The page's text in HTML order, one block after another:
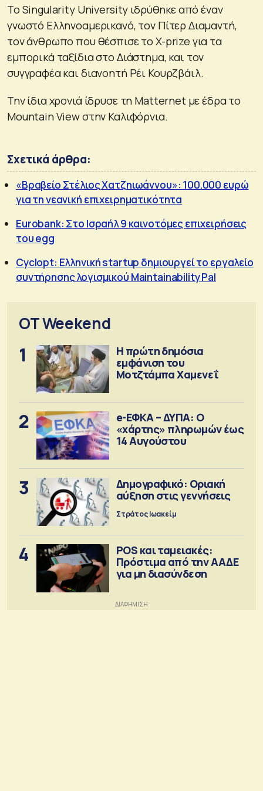
Το Singularity University ιδρύθηκε από έναν
γνωστό Ελληνοαμερικανό, τον Πίτερ Διαμαντή,
τον άνθρωπο που θέσπισε το X-prize για τα
εμπορικά ταξίδια στο Διάστημα, και τον
συγγραφέα και διανοητή Ρέι Κουρζβάιλ.
Την ίδια χρονιά ίδρυσε τη Matternet με έδρα το
Mountain View στην Καλιφόρνια.
Σχετικά άρθρα:
«Βραβείο Στέλιος Χατζηιωάννου»: 100.000 ευρώ
για τη νεανική επιχειρηματικότητα
Eurobank: Στο Ισραήλ 9 καινοτόμες επιχειρήσεις
του egg
Cyclopt: Ελληνική startup δημιουργεί το εργαλείο
συντήρησης λογισμικού Maintainability Pal
OT Weekend
1
Η πρώτη δημόσια
εμφάνιση του
Μοτζτάμπα Χαμενεΐ
2
e-ΕΦΚΑ – ΔΥΠΑ: Ο
«χάρτης» πληρωμών έως
14 Αυγούστου
3
Δημογραφικό: Οριακή
αύξηση στις γεννήσεις
Στράτος Ιωακείμ
4
POS και ταμειακές:
Πρόστιμα από την ΑΑΔΕ
για μη διασύνδεση